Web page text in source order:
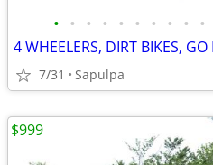
• • • • • • • • • •
7/31 Sapulpa
$999